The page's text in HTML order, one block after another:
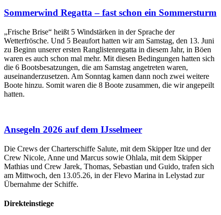
Sommerwind Regatta – fast schon ein Sommersturm
„Frische Brise“ heißt 5 Windstärken in der Sprache der
Wetterfrösche. Und 5 Beaufort hatten wir am Samstag, den 13. Juni
zu Beginn unserer ersten Ranglistenregatta in diesem Jahr, in Böen
waren es auch schon mal mehr. Mit diesen Bedingungen hatten sich
die 6 Bootsbesatzungen, die am Samstag angetreten waren,
auseinanderzusetzen. Am Sonntag kamen dann noch zwei weitere
Boote hinzu. Somit waren die 8 Boote zusammen, die wir angepeilt
hatten.
Ansegeln 2026 auf dem IJsselmeer
Die Crews der Charterschiffe Salute, mit dem Skipper Itze und der
Crew Nicole, Anne und Marcus sowie Ohlala, mit dem Skipper
Mathias und Crew Jarek, Thomas, Sebastian und Guido, trafen sich
am Mittwoch, den 13.05.26, in der Flevo Marina in Lelystad zur
Übernahme der Schiffe.
Direkteinstiege